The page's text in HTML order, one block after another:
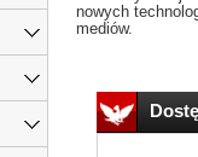
nowych
mediów.